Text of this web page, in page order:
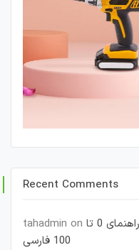
Recent Comments
tahadmin on آموزش طراحی کابینت آشپزخانه: راهنمای 0 تا
100 فارسی